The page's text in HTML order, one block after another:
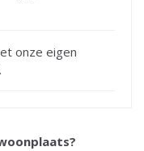
onze eigen